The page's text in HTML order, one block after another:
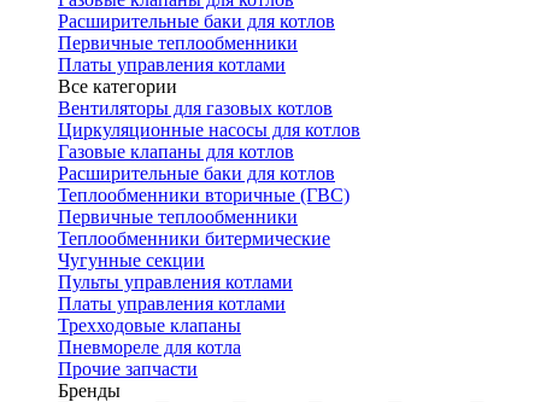
Расширительные баки для котлов
Первичные теплообменники
Платы управления котлами
Все категории
Вентиляторы для газовых котлов
Циркуляционные насосы для котлов
Газовые клапаны для котлов
Расширительные баки для котлов
Теплообменники вторичные (ГВС)
Первичные теплообменники
Теплообменники битермические
Чугунные секции
Пульты управления котлами
Платы управления котлами
Трехходовые клапаны
Пневмореле для котла
Прочие запчасти
Бренды